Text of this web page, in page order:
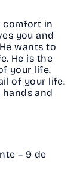
comfort in
you and
wants to
He is the
your life.
of your life.
and
– 9 de